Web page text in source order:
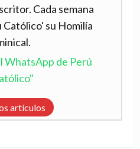
Cada semana
su Homilía
WhatsApp de Perú
artículos